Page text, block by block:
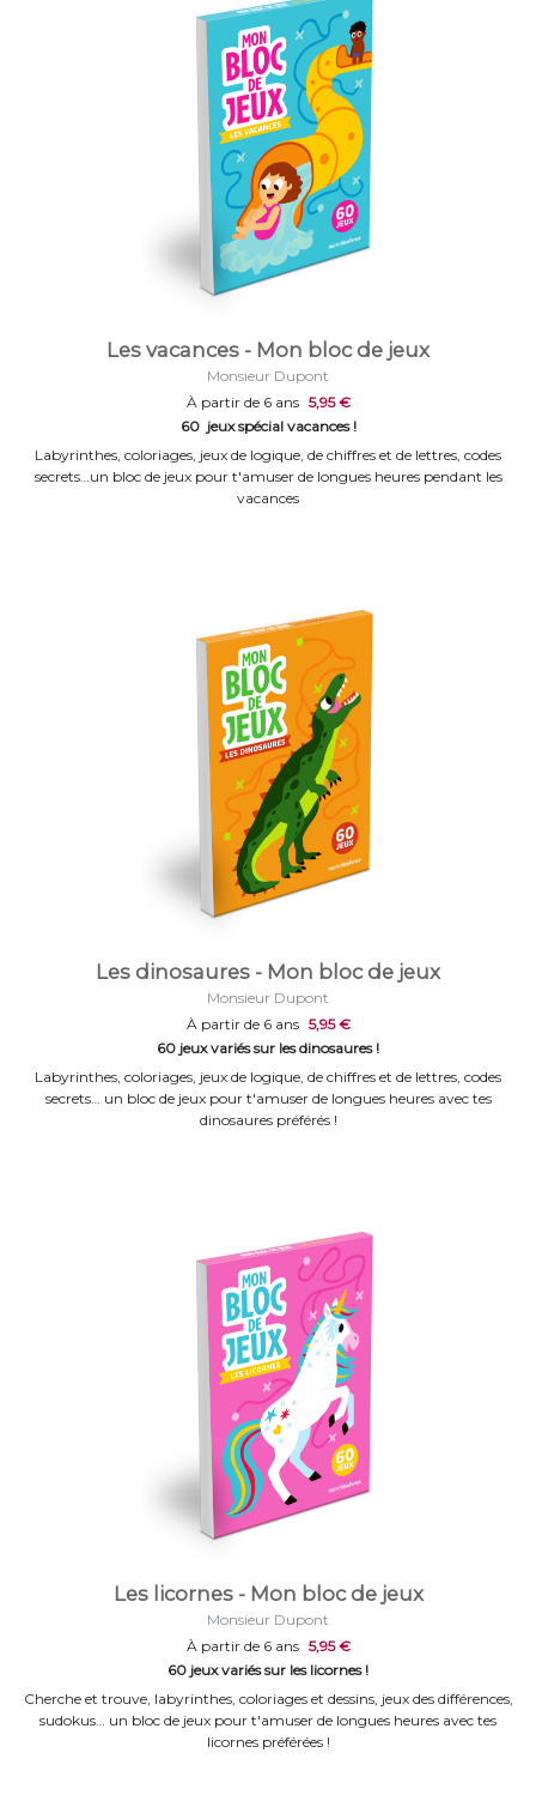
Les vacances - Mon bloc de jeux
Monsieur Dupont
À partir de 6 ans 5,95 €
60 jeux spécial vacances !
Labyrinthes, coloriages, jeux de logique, de chiffres et de lettres, codes
secrets…un bloc de jeux pour t'amuser de longues heures pendant les
vacances
Les dinosaures - Mon bloc de jeux
Monsieur Dupont
À partir de 6 ans 5,95 €
60 jeux variés sur les dinosaures !
Labyrinthes, coloriages, jeux de logique, de chiffres et de lettres, codes
secrets… un bloc de jeux pour t'amuser de longues heures avec tes
dinosaures préférés !
Les licornes - Mon bloc de jeux
Monsieur Dupont
À partir de 6 ans 5,95 €
60 jeux variés sur les licornes !
Cherche et trouve, labyrinthes, coloriages et dessins, jeux des différences,
sudokus… un bloc de jeux pour t'amuser de longues heures avec tes
licornes préférées !